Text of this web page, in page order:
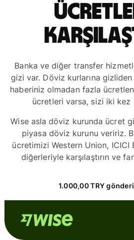
Banka ve diğer transfer
gizi var. Döviz kurlarına
haberiniz olmadan fazla
ücretleri varsa, sizi iki kez
Wise asla döviz kurunda ücret
piyasa döviz kurunu veririz.
ücretimizi Western Union, ICICI
diğerleriyle karşılaştırın ve
1.000,00 TRY